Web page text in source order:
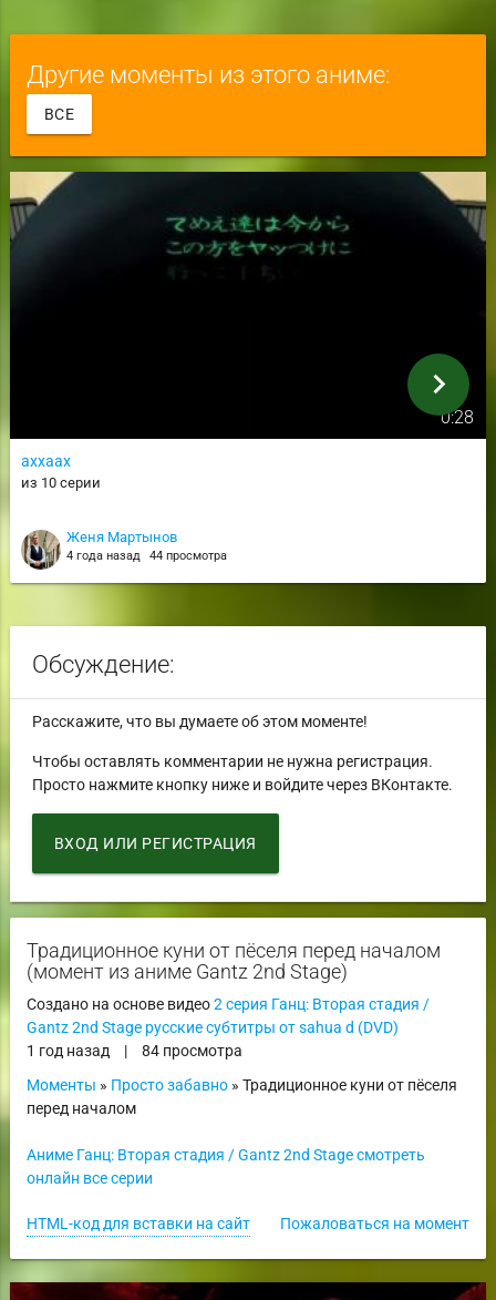
Другие моменты из этого аниме:
ВСЕ
0:28
аххаах
из 10 серии
Женя Мартынов
4 года назад 44 просмотра
chevron_right
Обсуждение:
Расскажите, что вы думаете об этом моменте!
Чтобы оставлять комментарии не нужна регистрация.
Просто нажмите кнопку ниже и войдите через ВКонтакте.
ВХОД ИЛИ РЕГИСТРАЦИЯ
Традиционное куни от пёселя перед началом
(момент из аниме Gantz 2nd Stage)
Создано на основе видео2 серия Ганц: Вторая стадия /
Gantz 2nd Stage русские субтитры от sahua d (DVD)
1 год назад
|
84 просмотра
Моменты » Просто забавно» Традиционное куни от пёселя
перед началом
Аниме Ганц: Вторая стадия / Gantz 2nd Stage смотреть
онлайн все серии
Пожаловаться на момент
HTML-код для вставки на сайт